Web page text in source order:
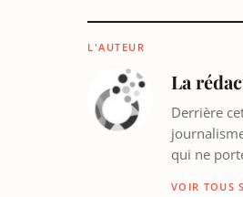
L'AUTEUR
La
Derrière
qui ne
VOIR TOUS